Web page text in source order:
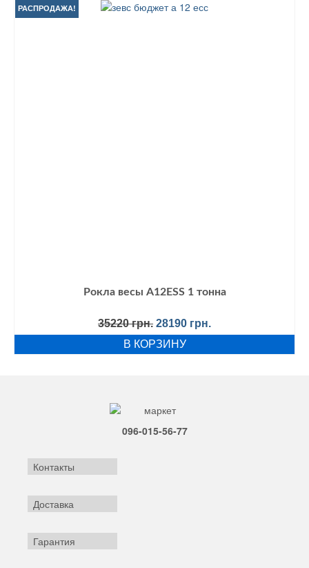
29950 грн..
РАСПРОДАЖА!
Рокла весы A12ESS 1 тонна
35220грн. Первоначальная
цена
составляла
28190 грн.Текущая
цена:
В КОРЗИНУ
096-015-56-77
Контакты
Доставка
Гарантия